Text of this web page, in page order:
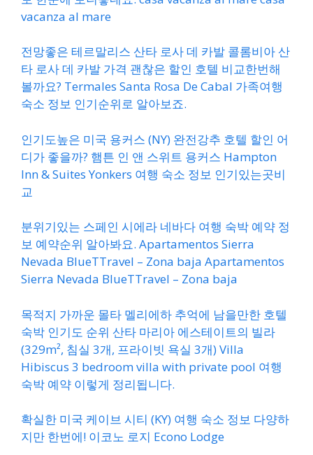
vacanza al mare
전망좋은 테르말리스 산타 로사 데 카발 콜롬비아 산
타 로사 데 카발 가격 괜찮은 할인 호텔 비교한번해
볼까요? Termales Santa Rosa De Cabal 가족여행
숙소 정보 인기순위로 알아보죠.
인기도높은 미국 용커스 (NY) 완전강추 호텔 할인 어
디가 좋을까? 햄튼 인 앤 스위트 용커스 Hampton
Inn & Suites Yonkers 여행 숙소 정보 인기있는곳비
교
분위기있는 스페인 시에라 네바다 여행 숙박 예약 정
보 예약순위 알아봐요. Apartamentos Sierra
Nevada BlueTTravel – Zona baja Apartamentos
Sierra Nevada BlueTTravel – Zona baja
목적지 가까운 몰타 멜리에하 추억에 남을만한 호텔
숙박 인기도 순위 산타 마리아 에스테이트의 빌라
(329m², 침실 3개, 프라이빗 욕실 3개) Villa
Hibiscus 3 bedroom villa with private pool 여행
숙박 예약 이렇게 정리됩니다.
확실한 미국 케이브 시티 (KY) 여행 숙소 정보 다양하
지만 한번에! 이코노 로지 Econo Lodge